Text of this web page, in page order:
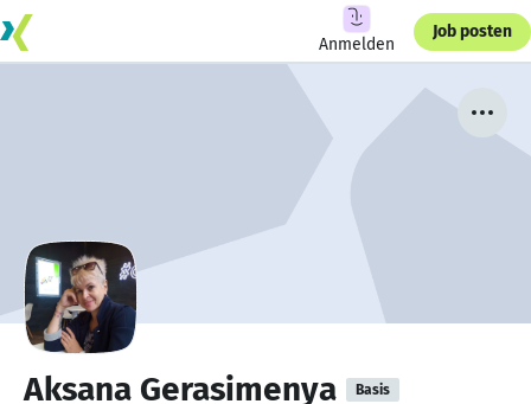
Anmelden
Job posten
Aksana Gerasimenya Basis